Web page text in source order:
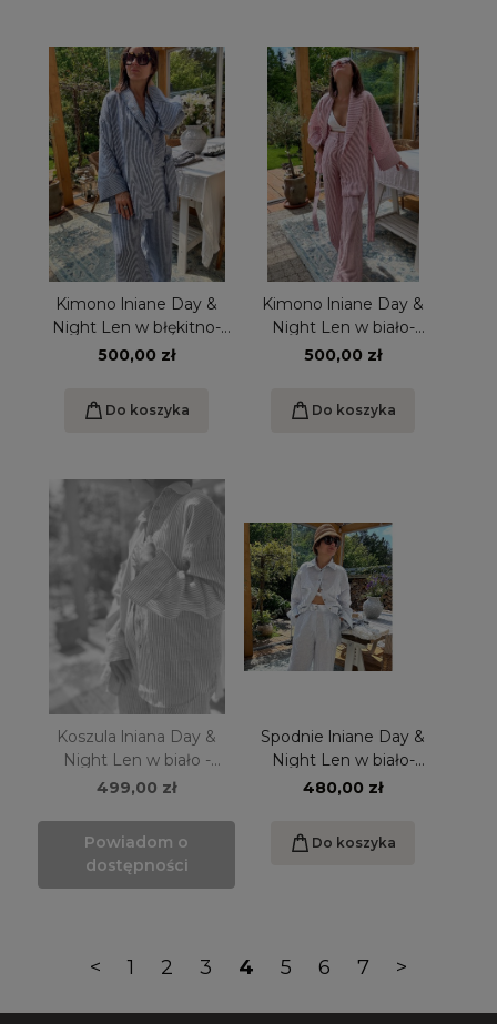
Kimono lniane Day &
Night Len w błękitno-
niebieskie pasy
500,00 zł
Do koszyka
Kimono lniane Day &
Night Len w biało-
czerwone prążki
500,00 zł
Do koszyka
Koszula lniana Day &
Night Len w biało -
czerwone prążki S/M
499,00 zł
Powiadom o
dostępności
Spodnie lniane Day &
Night Len w biało-
480,00 zł
Do koszyka
< 1 2 3 4 5 6 7 >